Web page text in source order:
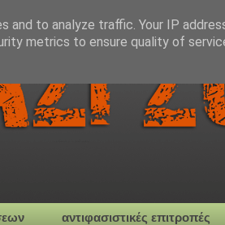
αντιφασιστικές επιτροπές
to analyze traffic. Your IP
metrics to ensure quality of